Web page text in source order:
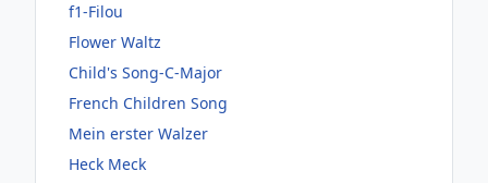
f1-Filou
Flower Waltz
Child's Song-C-Major
French Children Song
Mein erster Walzer
Heck Meck